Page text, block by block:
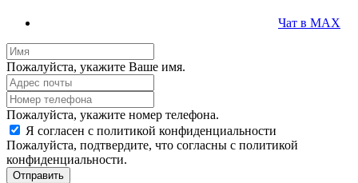
Чат в MAX
Пожалуйста, укажите Ваше имя.
Пожалуйста, укажите номер телефона.
Я согласен с политикой конфиденциальности
Пожалуйста, подтвердите, что согласны с политикой
конфиденциальности.
Отправить